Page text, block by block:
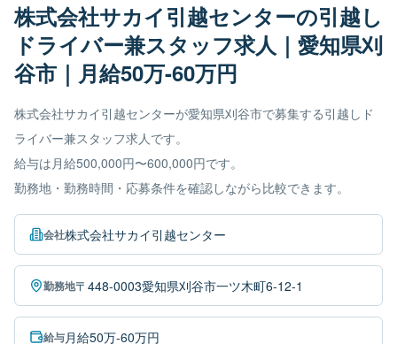
株式会社サカイ引越センターの引越し
ドライバー兼スタッフ求人｜愛知県刈
谷市｜月給50万-60万円
株式会社サカイ引越センターが愛知県刈谷市で募集する引越しド
ライバー兼スタッフ求人です。
給与は月給500,000円〜600,000円です。
勤務地・勤務時間・応募条件を確認しながら比較できます。
会社株式会社サカイ引越センター
勤務地〒448-0003愛知県刈谷市一ツ木町6-12-1
給与月給50万-60万円